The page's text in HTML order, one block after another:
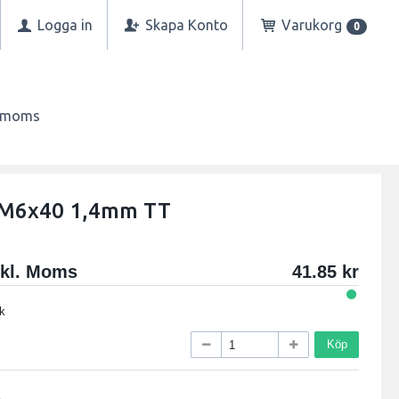
Logga in Skapa Konto Varukorg 0
1,4mm TT
Moms 41.85
Köp